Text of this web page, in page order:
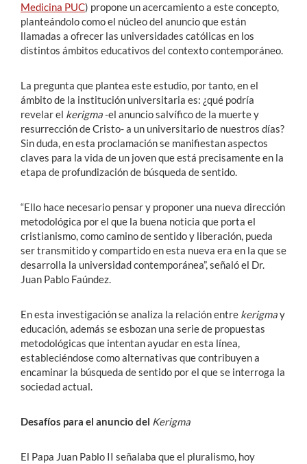
Medicina PUC) propone un acercamiento a este concepto,
planteándolo como el núcleo del anuncio que están
llamadas a ofrecer las universidades católicas en los
distintos ámbitos educativos del contexto contemporáneo.
La pregunta que plantea este estudio, por tanto, en el
ámbito de la institución universitaria es: ¿qué podría
revelar el kerigma-el anuncio salvífico de la muerte y
resurrección de Cristo- a un universitario de nuestros días?
Sin duda, en esta proclamación se manifiestan aspectos
claves para la vida de un joven que está precisamente en la
etapa de profundización de búsqueda de sentido.
“Ello hace necesario pensar y proponer una nueva dirección
metodológica por el que la buena noticia que porta el
cristianismo, como camino de sentido y liberación, pueda
ser transmitido y compartido en esta nueva era en la que se
desarrolla la universidad contemporánea”, señaló el Dr.
Juan Pablo Faúndez.
En esta investigación se analiza la relación entre kerigmay
educación, además se esbozan una serie de propuestas
metodológicas que intentan ayudar en esta línea,
estableciéndose como alternativas que contribuyen a
encaminar la búsqueda de sentido por el que se interroga la
sociedad actual.
Desafíos para el anuncio del Kerigma
El Papa Juan Pablo II señalaba que el pluralismo, hoy